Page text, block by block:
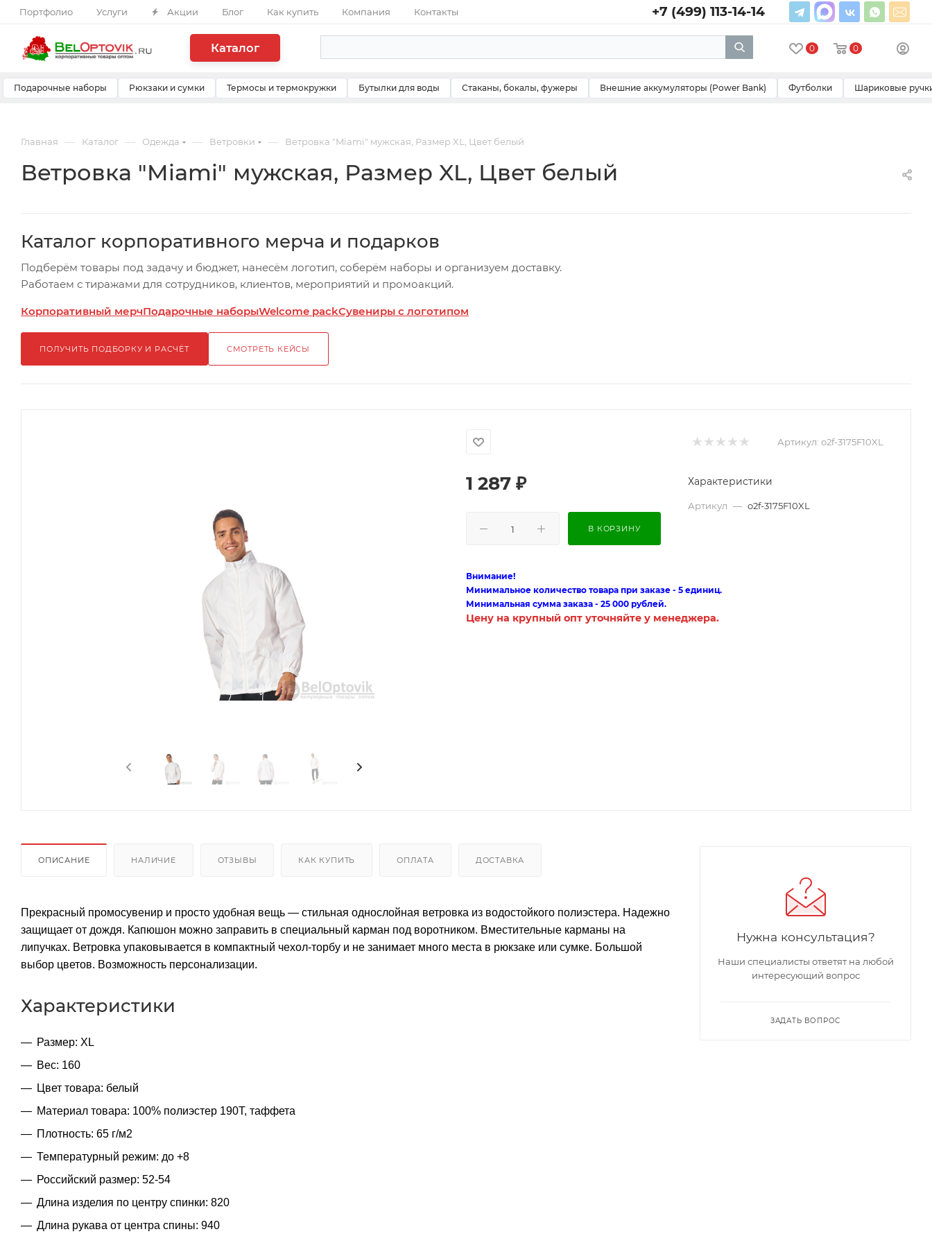
Портфолио Услуги Акции Блог Как купить Компания Контакты +7 (499) 113-14-14
Каталог 0 0
Подарочные наборы Рюкзаки и сумки Термосы и термокружки Бутылки для воды Стаканы, бокалы, фужеры Внешние аккумуляторы (Power Bank) Футболки Шариковые
Главная — Каталог — Одежда — Ветровки — Ветровка "Miami" мужская, Размер XL, Цвет белый
Ветровка "Miami" мужская, Размер XL, Цвет белый
Каталог корпоративного мерча и подарков
Подберём товары под задачу и бюджет, нанесём логотип, соберём наборы и организуем доставку.
Работаем с тиражами для сотрудников, клиентов, мероприятий и промоакций.
Корпоративный мерчПодарочные наборыWelcome packСувениры с логотипом
ПОЛУЧИТЬ ПОДБОРКУ И РАСЧЁТ СМОТРЕТЬ КЕЙСЫ
Артикул: o2f-3175F10XL
1 287 ₽
В КОРЗИНУ
Характеристики
Артикул — o2f-3175F10XL
Внимание!
Минимальное количество товара при заказе - 5 единиц.
Минимальная сумма заказа - 25 000 рублей.
Цену на крупный опт уточняйте у менеджера.
ОПИСАНИЕ НАЛИЧИЕ ОТЗЫВЫ КАК КУПИТЬ ОПЛАТА ДОСТАВКА
Прекрасный промосувенир и просто удобная вещь — стильная однослойная ветровка из водостойкого полиэстера. Надежно
защищает от дождя. Капюшон можно заправить в специальный карман под воротником. Вместительные карманы на
липучках. Ветровка упаковывается в компактный чехол-торбу и не занимает много места в рюкзаке или сумке. Большой
выбор цветов. Возможность персонализации.
Характеристики
Размер: XL
Вес: 160
Цвет товара: белый
Материал товара: 100% полиэстер 190T, таффета
Плотность: 65 г/м2
Температурный режим: до +8
Российский размер: 52-54
Длина изделия по центру спинки: 820
Длина рукава от центра спины: 940
Нужна консультация?
Наши специалисты ответят на любой
интересующий вопрос
ЗАДАТЬ ВОПРОС